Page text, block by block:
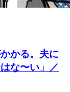
かる。夫に
な〜い」／